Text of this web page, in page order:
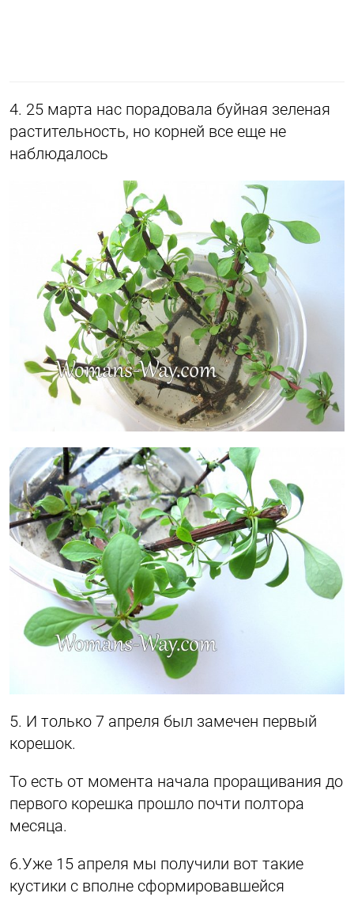
4. 25 марта нас порадовала буйная зеленая
растительность, но корней все еще не
наблюдалось
5. И только 7 апреля был замечен первый
корешок.
То есть от момента начала проращивания до
первого корешка прошло почти полтора
месяца.
6.Уже 15 апреля мы получили вот такие
кустики с вполне сформировавшейся